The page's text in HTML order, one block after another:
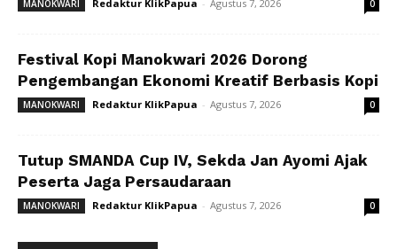
MANOKWARI Redaktur KlikPapua - Agustus 7, 2026 0
Festival Kopi Manokwari 2026 Dorong
Pengembangan Ekonomi Kreatif Berbasis Kopi
MANOKWARI Redaktur KlikPapua - Agustus 7, 2026 0
Tutup SMANDA Cup IV, Sekda Jan Ayomi Ajak
Peserta Jaga Persaudaraan
MANOKWARI Redaktur KlikPapua - Agustus 7, 2026 0